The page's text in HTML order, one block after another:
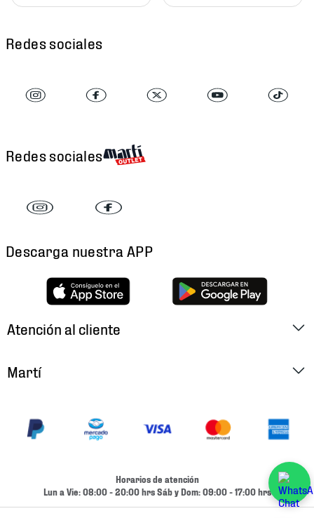
Redes sociales
Redes sociales
Descarga nuestra APP
Atención al cliente
Cambios y Devoluciones
Martí
Ubica tu Tienda
Términos y Condiciones
Horarios de atención
Lun a Vie: 08:00 - 20:00 hrs Sáb y Dom: 09:00 - 17:00 hrs